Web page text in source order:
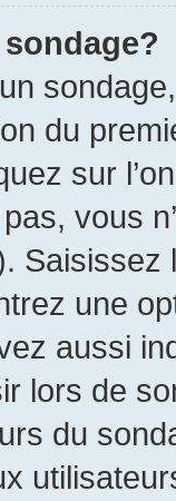
du
sur
vous
une
aussi
lors de
du